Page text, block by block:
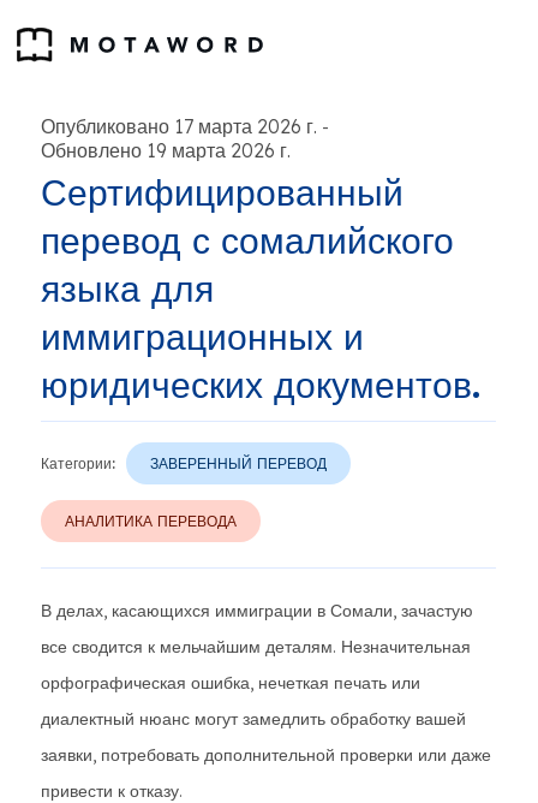
Опубликовано 17 марта 2026 г. -
Обновлено 19 марта 2026 г.
Сертифицированный
перевод с сомалийского
языка для
иммиграционных и
юридических документов.
Категории: ЗАВЕРЕННЫЙ ПЕРЕВОД
АНАЛИТИКА ПЕРЕВОДА
В делах, касающихся иммиграции в Сомали, зачастую
все сводится к мельчайшим деталям. Незначительная
орфографическая ошибка, нечеткая печать или
диалектный нюанс могут замедлить обработку вашей
заявки, потребовать дополнительной проверки или даже
привести к отказу.